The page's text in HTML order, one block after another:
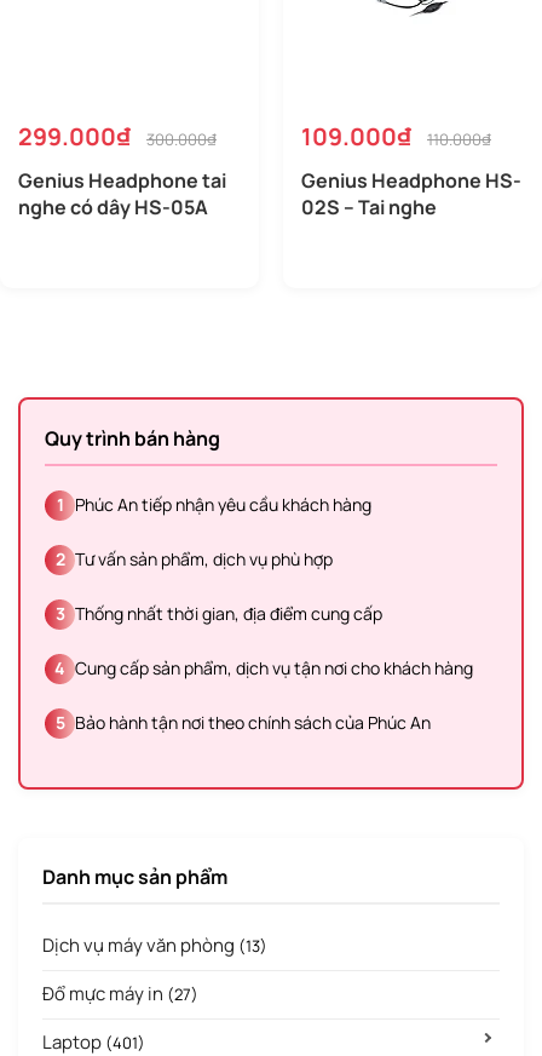
299.000₫ 300.000₫
Genius Headphone tai
nghe có dây HS-05A
109.000₫ 110.000₫
Genius Headphone HS-
02S – Tai nghe
Quy trình bán hàng
1 Phúc An tiếp nhận yêu cầu khách hàng
2 Tư vấn sản phẩm, dịch vụ phù hợp
3 Thống nhất thời gian, địa điểm cung cấp
4 Cung cấp sản phẩm, dịch vụ tận nơi cho khách hàng
5 Bảo hành tận nơi theo chính sách của Phúc An
Danh mục sản phẩm
Dịch vụ máy văn phòng (13)
Đổ mực máy in (27)
Laptop (401)